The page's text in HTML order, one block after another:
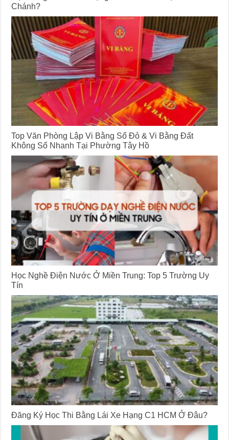
Chánh?
Top Văn Phòng Lập Vi Bằng Sổ Đỏ & Vi Bằng Đất
Không Sổ Nhanh Tại Phường Tây Hồ
Học Nghề Điện Nước Ở Miền Trung: Top 5 Trường Uy
Tín
Đăng Ký Học Thi Bằng Lái Xe Hạng C1 HCM Ở Đâu?